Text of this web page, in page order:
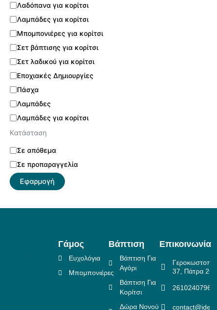
Λαδόπανα για κορίτσι
Λαμπάδες για κορίτσι
Μπομπονιέρες για κορίτσι
Σετ βάπτισης για κορίτσι
Σετ λαδικού για κορίτσι
Εποχιακές Δημιουργίες
Πάσχα
Λαμπάδες
Λαμπάδες για κορίτσι
Κατάσταση
Σε απόθεμα
Σε προπαραγγελία
Εφαρμογή
Γάμος
Ευχολόγια
Μπομπονιέρες
Βάπτιση
Βάπτιση Για
Αγόρι
Βάπτιση Για
Κορίτσι
Δώρα Νονού
Επικοινωνία
37, Πάτρα
2610240796